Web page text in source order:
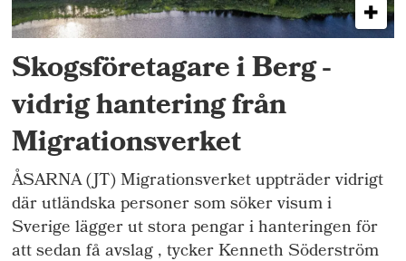
Skogsföretagare i Berg -
vidrig hantering från
Migrationsverket
ÅSARNA (JT) Migrationsverket uppträder vidrigt
där utländska personer som söker visum i
Sverige lägger ut stora pengar i hanteringen för
att sedan få avslag , tycker Kenneth Söderström